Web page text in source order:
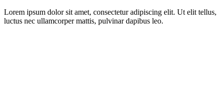
Lorem ipsum dolor sit amet, consectetur adipiscing elit. Ut elit tellus,
luctus nec ullamcorper mattis, pulvinar dapibus leo.